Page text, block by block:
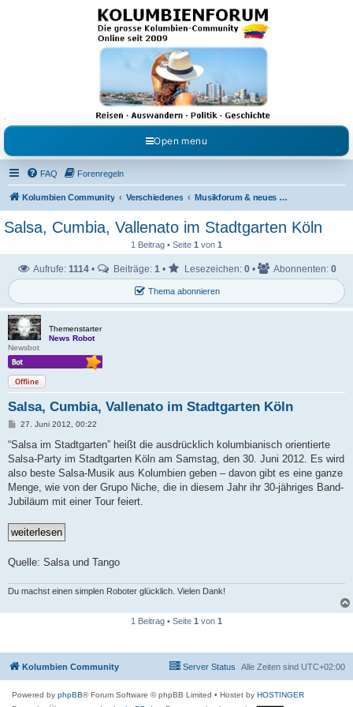
Kolumbienforum - Das
grosse Forum der
Freunde Kolumbiens
Reisen, Auswandern, Kultur, Politik, Geschichte und Visum in Kolumbien und Venezuela.
Austausch, Erfahrungen und Gemeinschaft im Kolumbienforum
Open menu
FAQ Forenregeln
Kolumbien Community Verschiedenes Musikforum & neues aus dem Showgeschäft
Salsa, Cumbia, Vallenato im Stadtgarten Köln
1 Beitrag • Seite 1 von 1
Thema abonnieren
Aufrufe: 1114• Beiträge: 1 • Lesezeichen: 0• Abonnenten: 0
Themenstarter
News Robot
Newsbot
Offline
Salsa, Cumbia, Vallenato im Stadtgarten Köln
B
i
r
a
27. Juni 2012, 00:22
“Salsa im Stadtgarten” heißt die ausdrücklich kolumbianisch orientierte
Salsa-Party im Stadtgarten Köln am Samstag, den 30. Juni 2012. Es wird
also beste Salsa-Musik aus Kolumbien geben – davon gibt es eine ganze
Menge, wie von der Grupo Niche, die in diesem Jahr ihr 30-jähriges Band-
Jubiläum mit einer Tour feiert.
Quelle: Salsa und Tango
Du machst einen simplen Roboter glücklich. Vielen Dank!
1 Beitrag • Seite 1 von 1
Kolumbien Community Alle Zeiten sind UTC+02:00
Server Status
Powered by phpBB® Forum Software © phpBB Limited • Hostet by HOSTINGER